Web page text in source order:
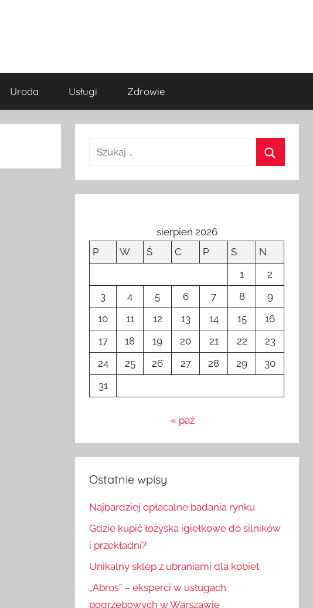
Uroda Usługi Zdrowie
sierpień 2026
P
W Ś C P S
N
1
2
3
4 5 6 7 8
9
10
11 12 13 14 15
16
17
18 19 20 21 22
23
24
25 26 27 28 29
30
31
« paź
Ostatnie wpisy
Najbardziej opłacalne badania rynku
Gdzie kupić łożyska igiełkowe do silników
i przekładni?
Unikalny sklep z ubraniami dla kobiet
„Abros” – eksperci w usługach
pogrzebowych w Warszawie